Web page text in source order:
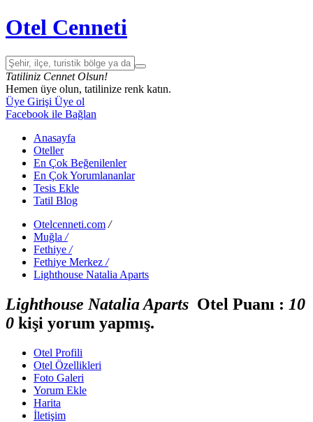
Otel Cenneti
Tatiliniz Cennet Olsun!
Hemen üye olun, tatilinize renk katın.
Üye Girişi Üye ol
Facebook ile Bağlan
Anasayfa
Oteller
En Çok Beğenilenler
En Çok Yorumlananlar
Tesis Ekle
Tatil Blog
Otelcenneti.com /
Muğla /
Fethiye /
Fethiye Merkez /
Lighthouse Natalia Aparts
Lighthouse Natalia Aparts Otel Puanı : 10
0 kişi yorum yapmış.
Otel Profili
Otel Özellikleri
Foto Galeri
Yorum Ekle
Harita
İletişim